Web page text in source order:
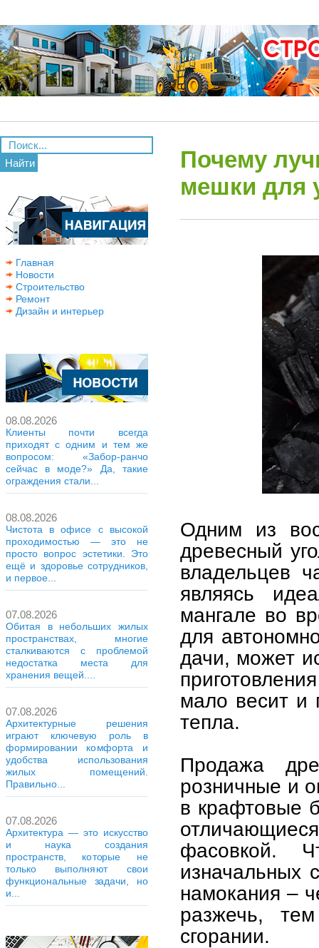
Найти
Главная
Новости
Строительство
Ремонт
Дизайн и интерьер
08.08.2026
Клиенты почти всегда
приходят с одним и тем же
вопросом: «Забор-ранчо
сейчас в моде?» Да, такие
ограждения стали...
08.08.2026
Чистота в офисе с высокой
проходимостью — это не
просто вопрос эстетики. Это
ещё и здоровье сотрудников,
и первое...
07.08.2026
Обитая в небольших жилых
пространствах, многие
сталкиваются с проблемой
недостатка места для
хранения вещей....
07.08.2026
Архитектурные решения
играют ключевую роль в
формировании комфорта и
удобства использования
жилых помещений.
Правильно...
07.08.2026
Архитектура — это искусство
и наука создания
пространств, которые не
только выполняют свои
функциональные задачи, но
и...
Почему
мешки для
Одним из
древесный
владельцев
являясь
мангале во
для
дачи, может
мало весит и
тепла.
Продажа
розничные и
в крафтовые
фасовкой.
изначальных
намокания –
разжечь,
сгорании.